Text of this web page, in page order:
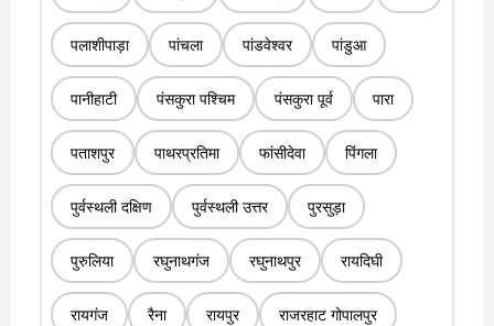
पलाशीपाड़ा पांचला पांडवेश्वर पांडुआ
पानीहाटी पंसकुरा पश्चिम पंसकुरा पूर्व पारा
पताशपुर पाथरप्रतिमा फांसीदेवा पिंगला
पुर्वस्थली दक्षिण पुर्वस्थली उत्तर पुरसुड़ा
पुरुलिया रघुनाथगंज रघुनाथपुर रायदिघी
रायगंज रैना रायपुर राजरहाट गोपालपुर